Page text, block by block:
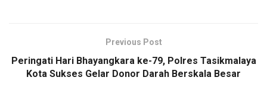
o
o
A
p
ePrevious Post
Peringati Hari Bhayangkara ke-79, Polres Tasikmalaya
Kota Sukses Gelar Donor Darah Berskala Besar